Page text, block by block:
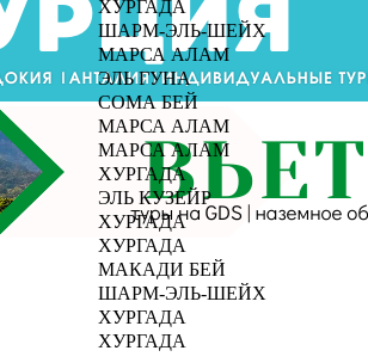
ХУРГАДA
ШАРМ-ЭЛЬ-ШЕЙХ
МАРСА АЛАМ
ЭЛЬ ГУНА
СОМА БЕЙ
МАРСА АЛАМ
МАРСА АЛАМ
ХУРГАДA
ЭЛЬ КУЗЕЙР
ХУРГАДA
ХУРГАДA
МАКАДИ БЕЙ
ШАРМ-ЭЛЬ-ШЕЙХ
ХУРГАДA
ХУРГАДA